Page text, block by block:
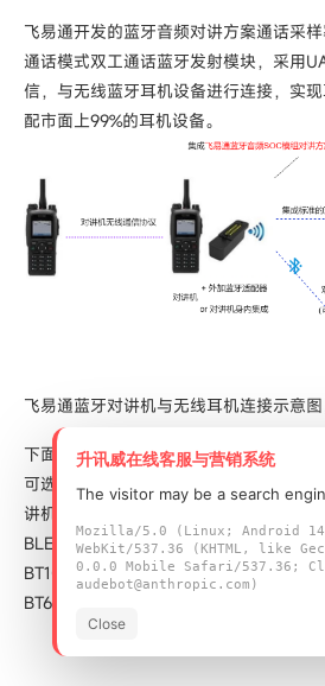
飞易通开发的蓝牙音频对讲方案通话采样
通话模式双工通话蓝牙发射模块，采用
信，与无线蓝牙耳机设备进行连接，实
配市面上99%的耳机设备。
飞易通蓝牙对讲机与无线耳机连接示意
下面就具体介绍飞易通蓝牙对讲机音频
可选模组：
BT1035 BT1036X
、
讲机音频方案，此外飞易通还为该方案
BLE低功耗SOC模组PTT方案，蓝牙耳
BT1026C,蓝牙BLE低功耗SOC模组PTT
BT630.欢迎大家随时咨询该方案应用技术
升讯威在线客服与营销系统
The visitor may be a search
Mozilla/5.0 (Linux; Android
WebKit/537.36 (KHTML, like
0.0.0 Mobile Safari/537.36;
audebot@anthropic.com)
Close